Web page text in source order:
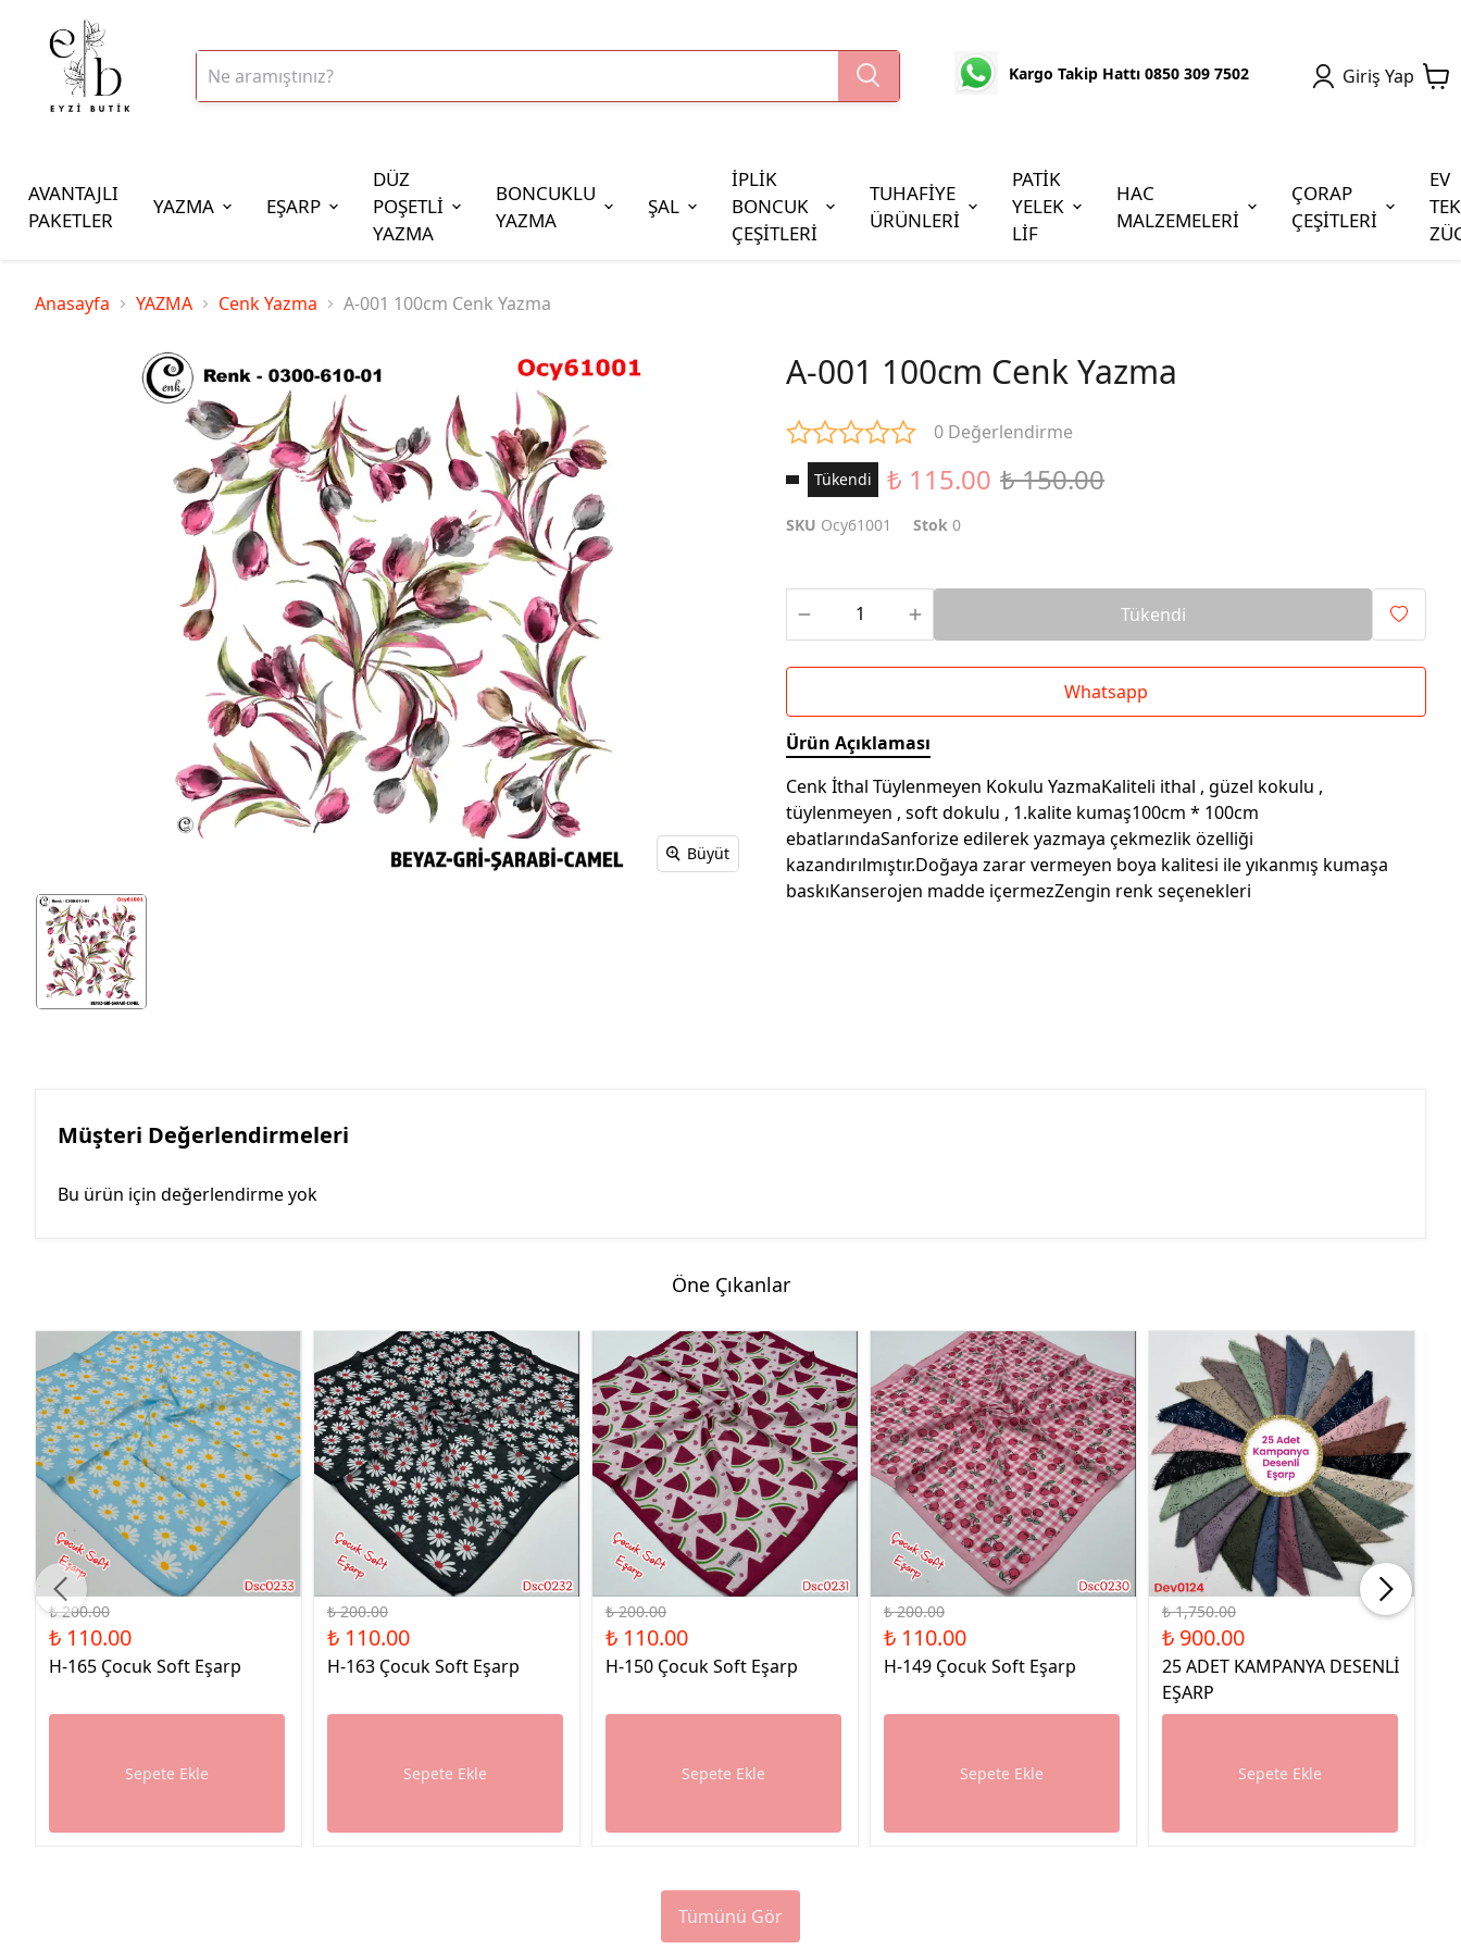
Kargo Takip Hattı 0850 309 7502 Giriş Yap
AVANTAJLI
PAKETLER
YAZMA EŞARP
DÜZ
POŞETLİ
YAZMA
BONCUKLU
YAZMA
ŞAL
İPLİK
BONCUK
ÇEŞİTLERİ
İplik Çeşitleri
20gr Reyyan Polyester İp
100gr Altınbaşak Polyester İp
350gr Altınbaşak Polyester İp
Cezaevi Boncuğu
TUHAFİYE
ÜRÜNLERİ
PATİK
YELEK
LİF
HAC
MALZEMELERİ
ÇORAP
ÇEŞİTLERİ
EV
Anasayfa YAZMA Cenk Yazma A-001 100cm Cenk Yazma
Büyüt
A-001 100cm Cenk Yazma
0 Değerlendirme
Tükendi ₺ 115.00 ₺ 150.00
SKU Ocy61001 Stok 0
Tükendi
Whatsapp
Ürün Açıklaması
Cenk İthal Tüylenmeyen Kokulu YazmaKaliteli ithal , güzel kokulu ,
tüylenmeyen , soft dokulu , 1.kalite kumaş100cm * 100cm
ebatlarındaSanforize edilerek yazmaya çekmezlik özelliği
kazandırılmıştır.Doğaya zarar vermeyen boya kalitesi ile yıkanmış kumaşa
baskıKanserojen madde içermezZengin renk seçenekleri
Müşteri Değerlendirmeleri
Bu ürün için değerlendirme yok
Öne Çıkanlar
%45 İndirim
₺ 200.00
₺ 110.00
H-165 Çocuk Soft Eşarp
Sepete Ekle
%45 İndirim
₺ 200.00
₺ 110.00
H-163 Çocuk Soft Eşarp
Sepete Ekle
%45 İndirim
₺ 200.00
₺ 110.00
H-150 Çocuk Soft Eşarp
Sepete Ekle
%45 İndirim
₺ 200.00
₺ 110.00
H-149 Çocuk Soft Eşarp
Sepete Ekle
%49 İndirim
₺ 1,750.00
₺ 900.00
25 ADET KAMPANYA DESENLİ
EŞARP
Sepete Ekle
Tümünü Gör